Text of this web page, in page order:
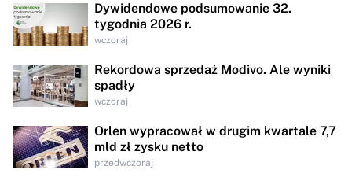
Dywidendowe podsumowanie 32.
tygodnia 2026 r.
wczoraj
Rekordowa sprzedaż Modivo. Ale wyniki
spadły
wczoraj
Orlen wypracował w drugim kwartale 7,7
mld zł zysku netto
przedwczoraj